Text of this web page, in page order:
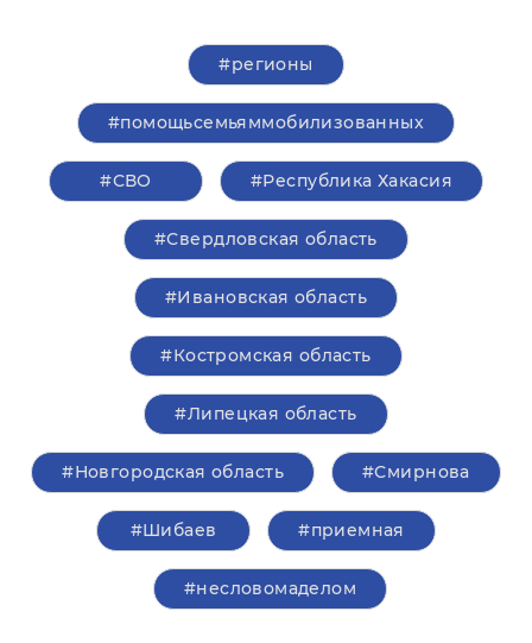
#регионы
#помощьсемьяммобилизованных
#СВО #Республика Хакасия
#Свердловская область
#Ивановская область
#Костромская область
#Липецкая область
#Новгородская область #Смирнова
#Шибаев #приемная
#несловомаделом